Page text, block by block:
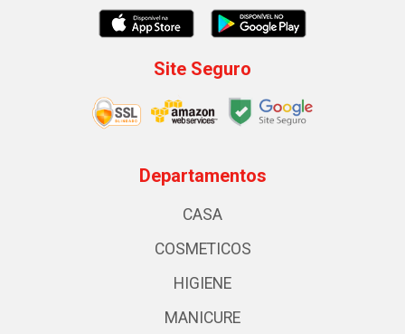
Site Seguro
Departamentos
CASA
COSMETICOS
HIGIENE
MANICURE